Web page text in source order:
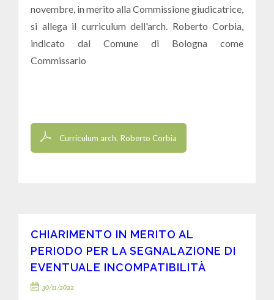
novembre, in merito alla Commissione giudicatrice,
si allega il curriculum dell'arch. Roberto Corbia,
indicato dal Comune di Bologna come
Commissario
Curriculum arch. Roberto Corbia
CHIARIMENTO IN MERITO AL
PERIODO PER LA SEGNALAZIONE DI
EVENTUALE INCOMPATIBILITÀ
30/11/2022